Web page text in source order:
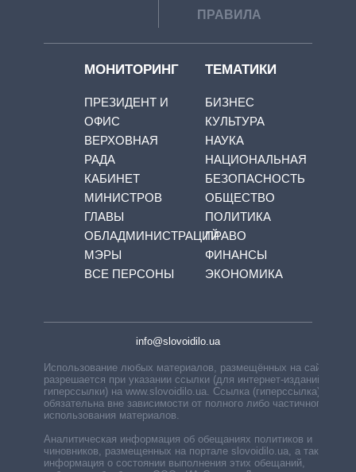
ПРАВИЛА
МОНИТОРИНГ
ПРЕЗИДЕНТ И
ОФИС
ВЕРХОВНАЯ
РАДА
КАБИНЕТ
МИНИСТРОВ
ГЛАВЫ
ОБЛАДМИНИСТРАЦИЙ
МЭРЫ
ВСЕ ПЕРСОНЫ
ТЕМАТИКИ
БИЗНЕС
КУЛЬТУРА
НАУКА
НАЦИОНАЛЬНАЯ
БЕЗОПАСНОСТЬ
ОБЩЕСТВО
ПОЛИТИКА
ПРАВО
ФИНАНСЫ
ЭКОНОМИКА
info@slovoidilo.ua
Использование любых материалов, размещённых на сайте,
разрешается при указании ссылки (для интернет-изданий —
гиперссылки) на www.slovoidilo.ua. Ссылка (гиперссылка)
обязательна вне зависимости от полного либо частичного
использования материалов.
Аналитическая информация об обещаниях политиков и
чиновников, размещенных на портале slovoidilo.ua, а также
информация о состоянии выполнения этих обещаний,